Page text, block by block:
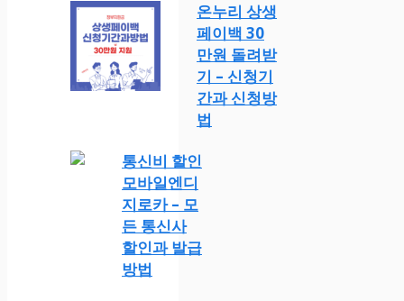
온누리 상생
페이백 30
만원 돌려받
기 – 신청기
간과 신청방
법
통신비 할인
모바일엔디
지로카 – 모
든 통신사
할인과 발급
방법